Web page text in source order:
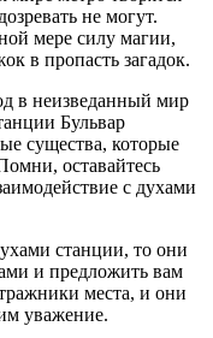
не могут.
мере силу магии,
в пропасть загадок.
в неизведанный мир
Бульвар
существа, которые
оставайтесь
с духами
станции, то они
и предложить вам
места, и они
уважение.